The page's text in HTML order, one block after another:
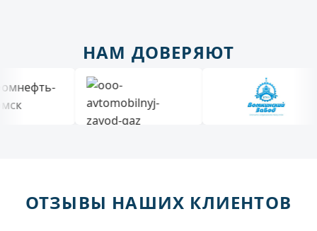
НАМ ДОВЕРЯЮТ
ОТЗЫВЫ НАШИХ КЛИЕНТОВ